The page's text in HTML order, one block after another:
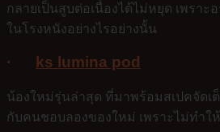
กลายเป็นสูบต่อเนื่องได้ไม่หยุด เพรา
ในโรงหนังอย่างไรอย่างนั้น
· ks lumina pod
น้องใหม่รุ่นล่าสุด ที่มาพร้อมสเปคจัดเ
กับคนชอบลองของใหม่ เพราะไม่ทำใ